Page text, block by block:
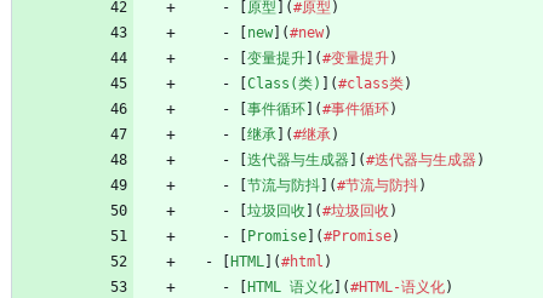
    - [
原型 ](#原型 )
    - [
new ](#new)
    - [
变量提升 ](#变量提升)
    - [
Class(类) ](#class类)
    - [
事件循环 ](#事件循环)
    - [
继承 ](#继承)
    - [
迭代器与生成器 ](#迭代器与生成器)
    - [
节流与防抖 ](#节流与防抖)
    - [
垃圾回收 ](#垃圾回收 )
    - [
Promise ](#Promise)
  - [
HTML ](#html )
    - [
HTML 语义化 ](#HTML-语义化)